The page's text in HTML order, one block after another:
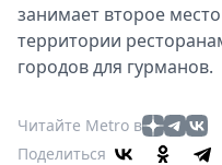
занимает второе
территории
городов для гурманов.
Читайте Metro в
Поделиться